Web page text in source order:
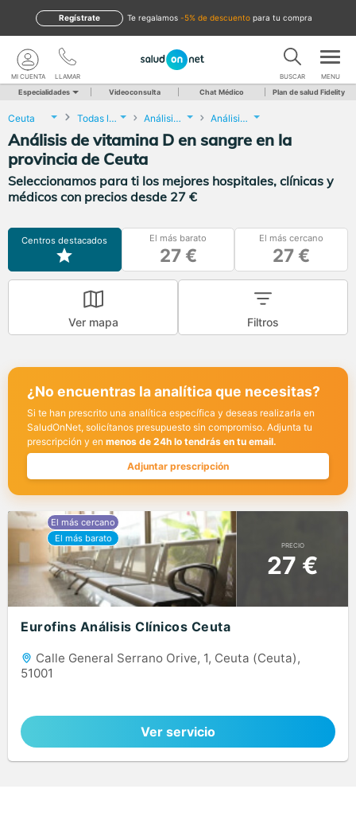
te regalamos -5% de descuento para tu compra
Regístrate
LLAMAR
MI CUENTA BUSCAR MENU
Especialidades Videoconsulta Chat Médico Plan de salud Fidelity
Ceuta Todas las localidades Análisis Clínicos Análisis de vitamina D en sangre
Análisis de vitamina D en sangre en la
provincia de Ceuta
Seleccionamos para ti los mejores hospitales, clínicas y
médicos con precios desde 27 €
Centros destacados El más barato
27 €
El más cercano
27 €
Ver mapa Filtros
¿No encuentras la analítica que necesitas?
Si te han prescrito una analítica específica y deseas realizarla en
SaludOnNet, solicítanos presupuesto sin compromiso. Adjunta tu
prescripción y en menos de 24h lo tendrás en tu email.
Adjuntar prescripción
PRECIO
27 €
Eurofins Análisis Clínicos Ceuta
Calle General Serrano Orive, 1, Ceuta (Ceuta),
51001
Ver servicio